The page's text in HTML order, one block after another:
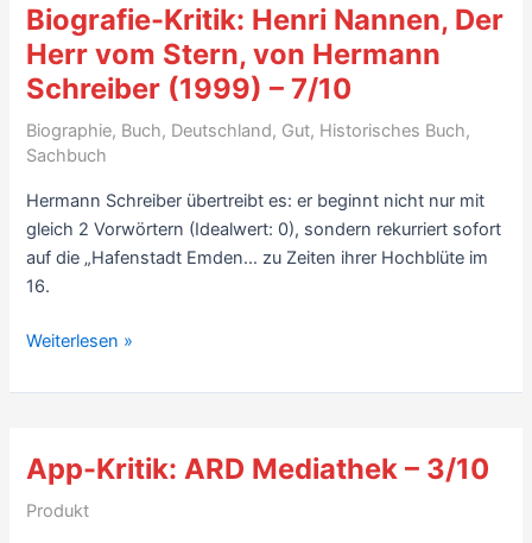
Biografie-Kritik: Henri Nannen, Der
Herr vom Stern, von Hermann
Schreiber (1999) – 7/10
Biographie, Buch, Deutschland, Gut, Historisches Buch,
Sachbuch
Hermann Schreiber übertreibt es: er beginnt nicht nur mit
gleich 2 Vorwörtern (Idealwert: 0), sondern rekurriert sofort
auf die „Hafenstadt Emden… zu Zeiten ihrer Hochblüte im
16.
Biografie-
Henri
Der
Herr
vom
Weiterlesen »
App-Kritik: ARD Mediathek – 3/10
Produkt